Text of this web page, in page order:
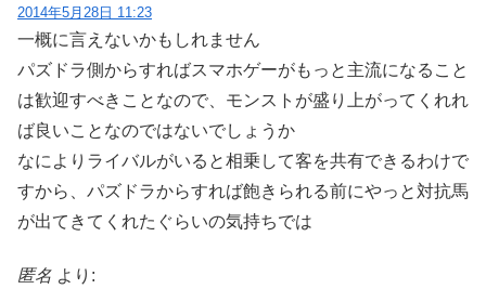
2014年5月28日 11:23
一概に言えないかもしれません
パズドラ側からすればスマホゲーがもっと主流になること
は歓迎すべきことなので、モンストが盛り上がってくれれ
ば良いことなのではないでしょうか
なによりライバルがいると相乗して客を共有できるわけで
すから、パズドラからすれば飽きられる前にやっと対抗馬
が出てきてくれたぐらいの気持ちでは
匿名 より: